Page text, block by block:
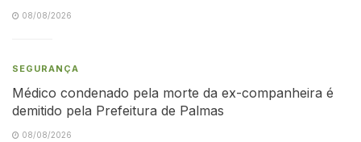
08/08/2026
SEGURANÇA
Médico condenado pela morte da ex-companheira é
demitido pela Prefeitura de Palmas
08/08/2026